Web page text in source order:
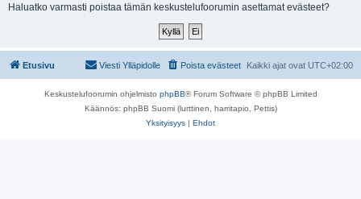
Haluatko varmasti poistaa tämän keskustelufoorumin asettamat evästeet?
Etusivu Kaikki ajat ovat UTC+02:00
Poista evästeet
Viesti Ylläpidolle
Keskustelufoorumin ohjelmisto phpBB® Forum Software © phpBB Limited
Käännös: phpBB Suomi (lurttinen, harritapio, Pettis)
Yksityisyys | Ehdot